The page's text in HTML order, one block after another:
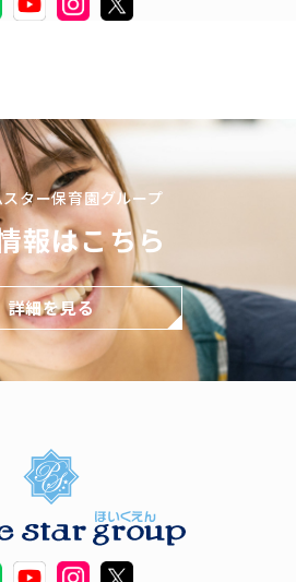
ター保育園グループ
報はこちら
詳細を見る